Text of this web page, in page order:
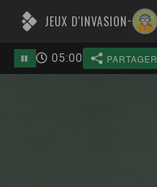
JEUX D'INVASION-
PARTAGER
05:00